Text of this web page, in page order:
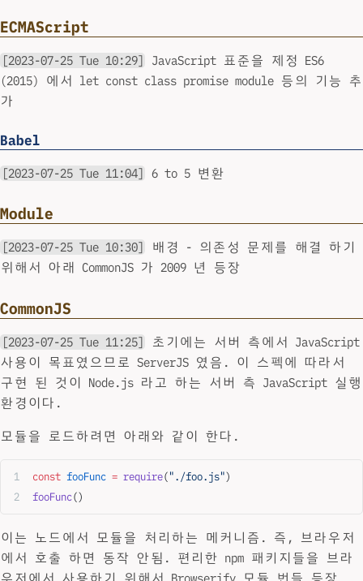
ECMAScript
[2023-07-25 Tue 10:29]
JavaScript 표준을 제정 ES6
(2015) 에서 let const class promise module 등의 기능 추
가
Babel
[2023-07-25 Tue 11:04] 6 to 5 변환
Module
[2023-07-25 Tue 10:30]
배경 - 의존성 문제를 해결 하기
위해서 아래 CommonJS 가 2009 년 등장
CommonJS
[2023-07-25 Tue 11:25]
초기에는 서버 측에서 JavaScript
사용이 목표였으므로 ServerJS 였음. 이 스펙에 따라서
구현 된 것이 Node.js 라고 하는 서버 측 JavaScript 실행
환경이다.
모듈을 로드하려면 아래와 같이 한다.
const fooFunc = require("./foo.js")
fooFunc()
이는 노드에서 모듈을 처리하는 메커니즘. 즉, 브라우저
에서 호출 하면 동작 안됨. 편리한 npm 패키지들을 브라